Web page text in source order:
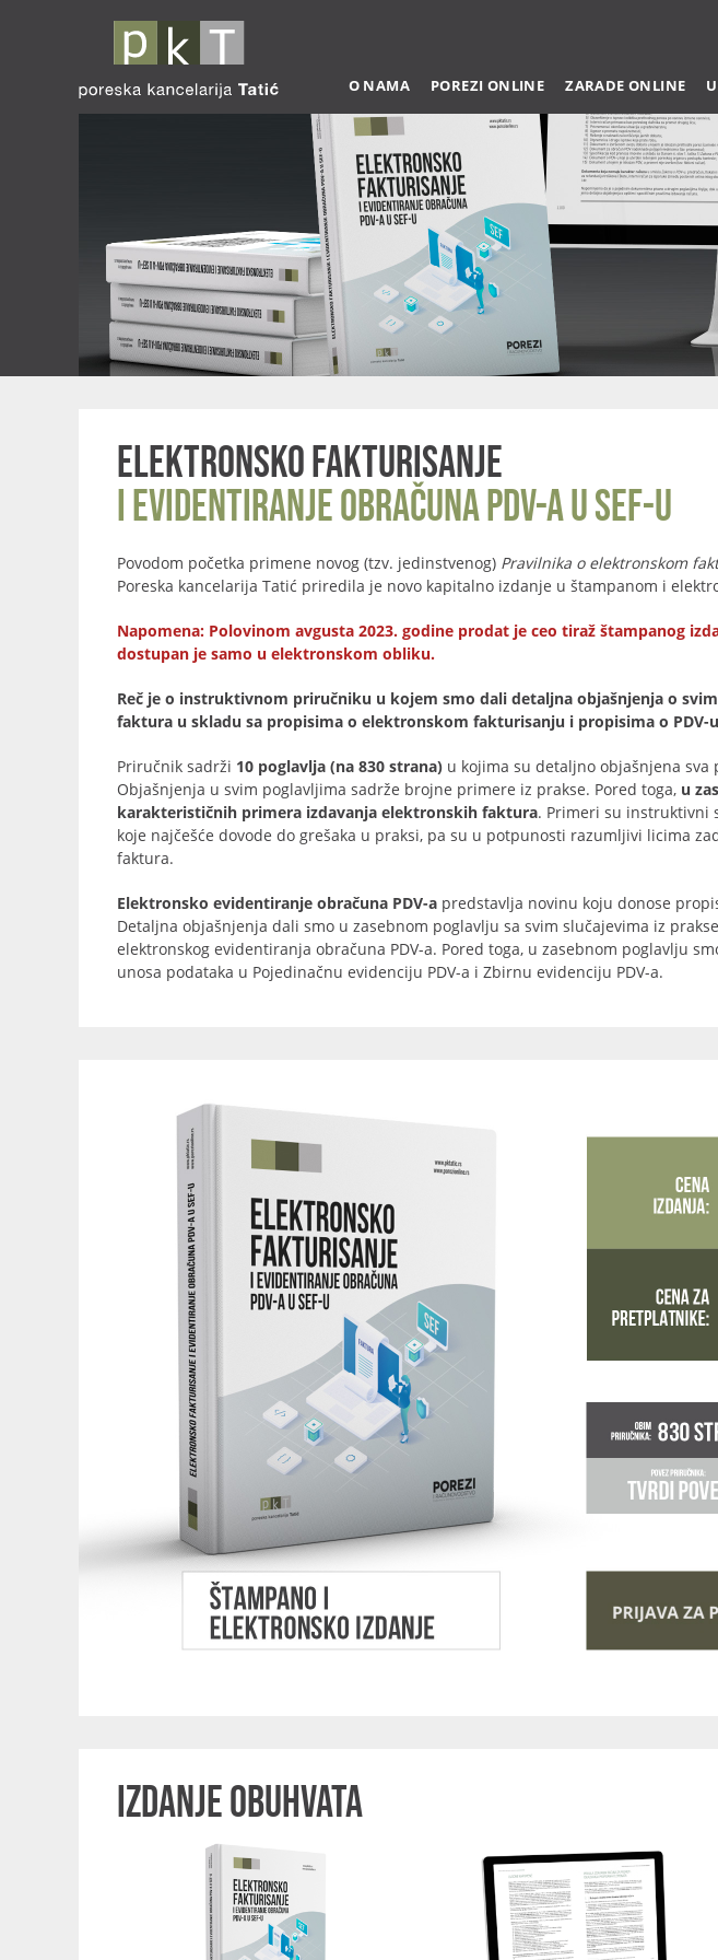
O NAMA POREZI ONLINE ZARADE ONLINE
Elektronsko fakturisanje
i evidentiranje obračuna PDV-a u SEF-u
Povodom početka primene novog (tzv. jedinstvenog) Pravilnika o elektronskom
Poreska kancelarija Tatić priredila je novo kapitalno izdanje u štampanom i
Napomena: Polovinom avgusta 2023. godine prodat je ceo tiraž štampanog
dostupan je samo u elektronskom obliku.
Reč je o instruktivnom priručniku u kojem smo dali detaljna objašnjenja o
faktura u skladu sa propisima o elektronskom fakturisanju i propisima o PDV-
Priručnik sadrži 10 poglavlja (na 830 strana) u kojima su detaljno objašnjena
Objašnjenja u svim poglavljima sadrže brojne primere iz prakse. Pored toga, u
karakterističnih primera izdavanja elektronskih faktura. Primeri su instruktivni
koje najčešće dovode do grešaka u praksi, pa su u potpunosti razumljivi licima
faktura.
Elektronsko evidentiranje obračuna PDV-a predstavlja novinu koju donose
Detaljna objašnjenja dali smo u zasebnom poglavlju sa svim slučajevima iz
elektronskog evidentiranja obračuna PDV-a. Pored toga, u zasebnom poglavlju
unosa podataka u Pojedinačnu evidenciju PDV-a i Zbirnu evidenciju PDV-a.
IZDANJE OBUHVATA